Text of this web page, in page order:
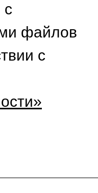
с
файлов
с